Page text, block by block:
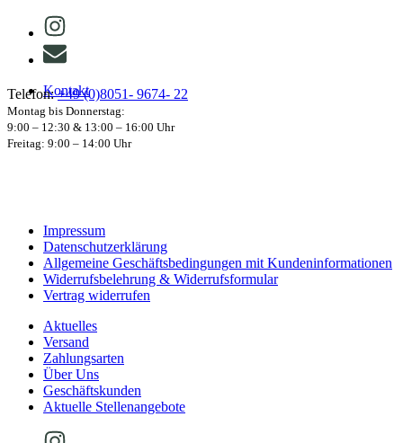
Kontakt
Telefon:+49 (0)8051- 9674- 22
Montag bis Donnerstag:
9:00 – 12:30 & 13:00 – 16:00 Uhr
Freitag: 9:00 – 14:00 Uhr
Impressum
Datenschutzerklärung
Allgemeine Geschäftsbedingungen mit Kundeninformationen
Widerrufsbelehrung & Widerrufsformular
Vertrag widerrufen
Aktuelles
Versand
Zahlungsarten
Über Uns
Geschäftskunden
Aktuelle Stellenangebote